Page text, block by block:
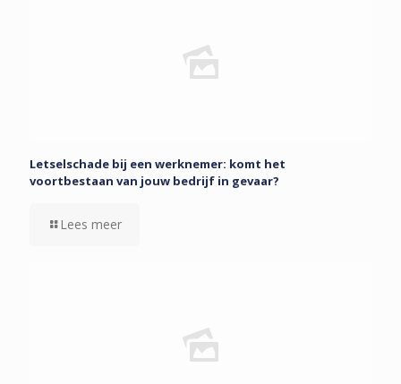
Letselschade bij een werknemer: komt het
voortbestaan van jouw bedrijf in gevaar?
Lees meer